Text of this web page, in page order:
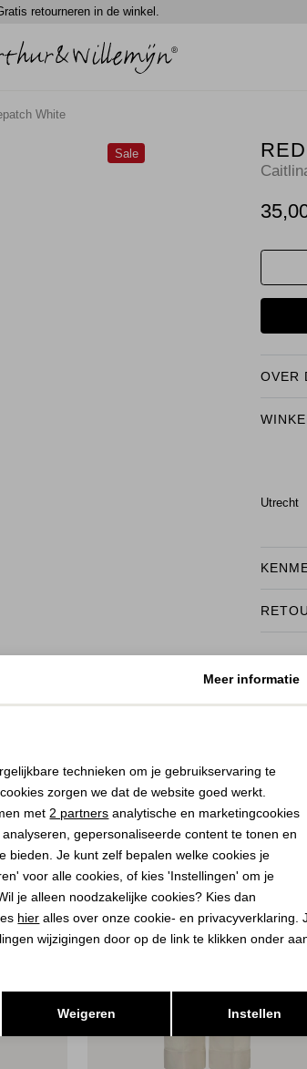
retourneren in de winkel.
White
Sale
OVER
Utrecht
Marketing cookies
Meer informatie
technieken om je gebruikservaring te
zorgen we dat de website goed werkt.
met 2 partners analytische en marketingcookies
gepersonaliseerde content te tonen en
bieden. Je kunt zelf bepalen welke cookies je
voor alle cookies, of kies 'Instellingen' om je
je alleen noodzakelijke cookies? Kies dan
hier alles over onze cookie- en privacyverklaring.
wijzigingen door op de link te klikken onder
Weigeren Instellen